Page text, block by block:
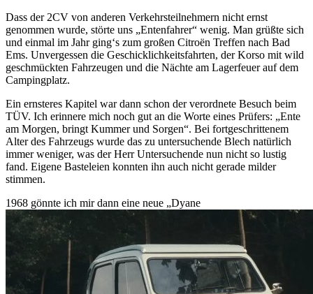
Dass der 2CV von anderen Verkehrsteilnehmern nicht ernst
genommen wurde, störte uns
Entenfahrer
wenig. Man grüßte sich
und einmal im Jahr ging‘s zum großen Citroën Treffen nach Bad
Ems. Unvergessen die Geschicklichkeitsfahrten, der Korso mit wild
geschmückten Fahrzeugen und die Nächte am Lagerfeuer auf dem
Campingplatz.
Ein ernsteres Kapitel war dann schon der verordnete Besuch beim
TÜV. Ich erinnere mich noch gut an die Worte eines Prüfers:
Ente
am Morgen, bringt Kummer und Sorgen . Bei fortgeschrittenem
Alter des Fahrzeugs wurde das zu untersuchende Blech natürlich
immer weniger, was der Herr Untersuchende nun nicht so lustig
fand. Eigene Basteleien konnten ihn auch nicht gerade milder
stimmen.
1968 gönnte ich mir dann eine neue
Dyane